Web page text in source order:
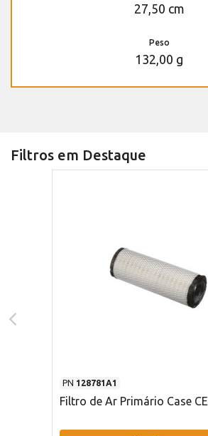
27,50 cm
Peso
132,00 g
Filtros em Destaque
PN 128781A1
Filtro de Ar Primário Case CE